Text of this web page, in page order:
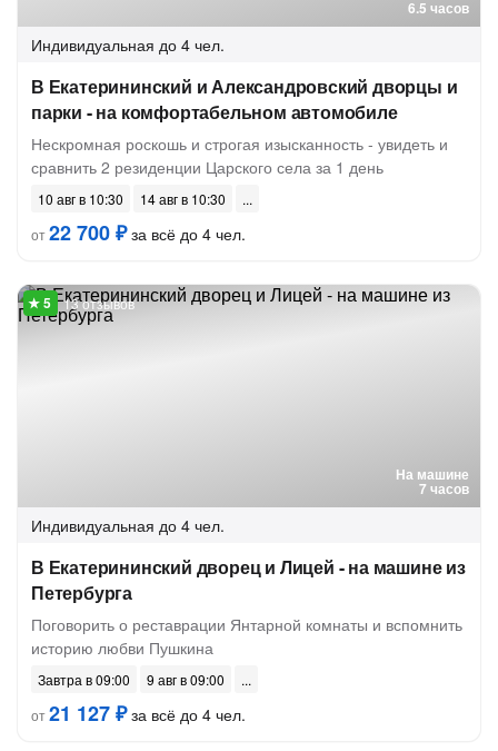
6.5 часов
Индивидуальная до 4 чел.
В Екатерининский и Александровский дворцы и
парки - на комфортабельном автомобиле
Нескромная роскошь и строгая изысканность - увидеть и
сравнить 2 резиденции Царского села за 1 день
10 авг в 10:30
14 авг в 10:30
от22 700 ₽за всё до 4 чел.
На машине
7 часов
13 отзывов
Индивидуальная до 4 чел.
В Екатерининский дворец и Лицей - на машине из
Петербурга
Поговорить о реставрации Янтарной комнаты и вспомнить
историю любви Пушкина
Завтра в 09:00
9 авг в 09:00
от21 127 ₽за всё до 4 чел.